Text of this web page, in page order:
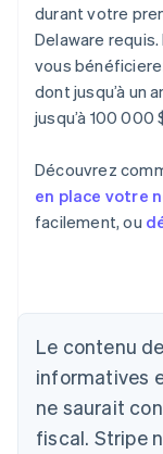
durant votre
Delaware
vous
dont jusqu’à un
jusqu’à 100 000
Découvrez
en place votre
facilement, ou
Le contenu
informatives
ne saurait
fiscal. Stripe
Allemagne
Deutsch
Australie
English
Autriche